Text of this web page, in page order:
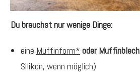
Du brauchst nur wenige Dinge:
eine Muffinform* oder Muffinblech
Silikon, wenn möglich)